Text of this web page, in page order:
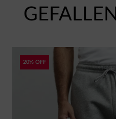
GEFALLEN
20% OFF